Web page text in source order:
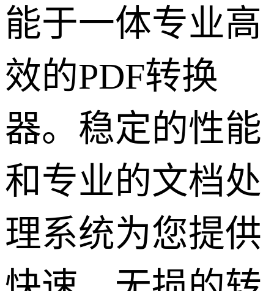
能于一体专业高
效的PDF转换
器。稳定的性能
和专业的文档处
理系统为您提供